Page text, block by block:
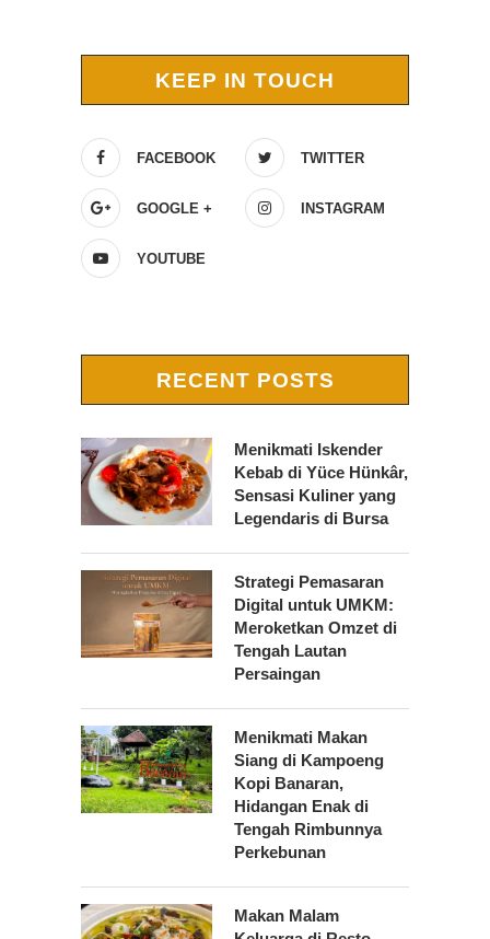
KEEP IN TOUCH
FACEBOOK TWITTER
GOOGLE + INSTAGRAM
YOUTUBE
RECENT POSTS
Menikmati Iskender
Kebab di Yüce Hünkâr,
Sensasi Kuliner yang
Legendaris di Bursa
Strategi Pemasaran
Digital untuk UMKM:
Meroketkan Omzet di
Tengah Lautan
Persaingan
Menikmati Makan
Siang di Kampoeng
Kopi Banaran,
Hidangan Enak di
Tengah Rimbunnya
Perkebunan
Makan Malam